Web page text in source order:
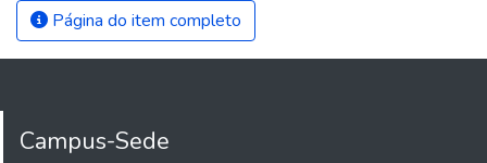
Página do item completo
Campus-Sede